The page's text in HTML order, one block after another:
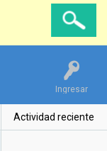
Ingresar
Actividad reciente